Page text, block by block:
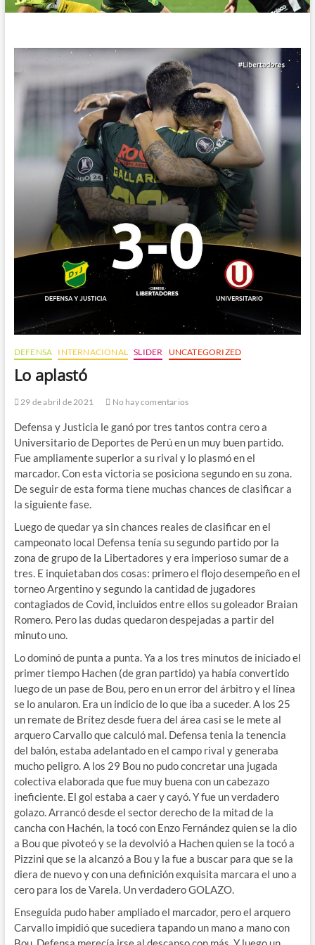
DEFENSA INTERNACIONAL SLIDER UNCATEGORIZED
Lo aplastó
29 de abril de 2021 No hay comentarios
Defensa y Justicia le ganó por tres tantos contra cero a
Universitario de Deportes de Perú en un muy buen partido.
Fue ampliamente superior a su rival y lo plasmó en el
marcador. Con esta victoria se posiciona segundo en su zona.
De seguir de esta forma tiene muchas chances de clasificar a
la siguiente fase.
Luego de quedar ya sin chances reales de clasificar en el
campeonato local Defensa tenía su segundo partido por la
zona de grupo de la Libertadores y era imperioso sumar de a
tres. E inquietaban dos cosas: primero el flojo desempeño en el
torneo Argentino y segundo la cantidad de jugadores
contagiados de Covid, incluidos entre ellos su goleador Braian
Romero. Pero las dudas quedaron despejadas a partir del
minuto uno.
Lo dominó de punta a punta. Ya a los tres minutos de iniciado el
primer tiempo Hachen (de gran partido) ya había convertido
luego de un pase de Bou, pero en un error del árbitro y el línea
se lo anularon. Era un indicio de lo que iba a suceder. A los 25
un remate de Brítez desde fuera del área casi se le mete al
arquero Carvallo que calculó mal. Defensa tenia la tenencia
del balón, estaba adelantado en el campo rival y generaba
mucho peligro. A los 29 Bou no pudo concretar una jugada
colectiva elaborada que fue muy buena con un cabezazo
ineficiente. El gol estaba a caer y cayó. Y fue un verdadero
golazo. Arrancó desde el sector derecho de la mitad de la
cancha con Hachén, la tocó con Enzo Fernández quien se la dio
a Bou que pivoteó y se la devolvió a Hachen quien se la tocó a
Pizzini que se la alcanzó a Bou y la fue a buscar para que se la
diera de nuevo y con una definición exquisita marcara el uno a
cero para los de Varela. Un verdadero GOLAZO.
Enseguida pudo haber ampliado el marcador, pero el arquero
Carvallo impidió que sucediera tapando un mano a mano con